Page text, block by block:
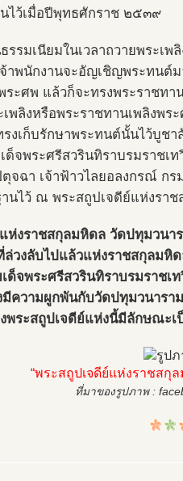
ไว้เมื่อปีพุทธศักราช ๒๕๓๙
รมเนียมในเวลาถวายพระเพ
จ้าพนักงานจะอัญเชิญพระทนต์
ะศพ แล้วก็จะทรงพระราชทา
พลิงหรือพระราชทานเพลิงพร
งเก็บรักษาพระทนต์นั้นไว้บูชา
ด็จพระศรีสวรินทิราบรมราชเท
จฉา เจ้าฟ้าวไลยอลงกรณ์ กร
นไว้ ณ พระสถูปเจดีย์แห่งรา
ห่งราชสกุลมหิดล วัดปทุมวนา
วงลับไปแล้วแห่งราชสกุลมหิ
ด็จพระศรีสวรินทิราบรมราชเ
ความผูกพันกับวัดปทุมวนารา
พระสถูปเจดีย์แห่งนี้มีลักษณะเ
“พระสถูปเจดีย์แห่งราชสกุ
ที่มาของรูปภาพ :